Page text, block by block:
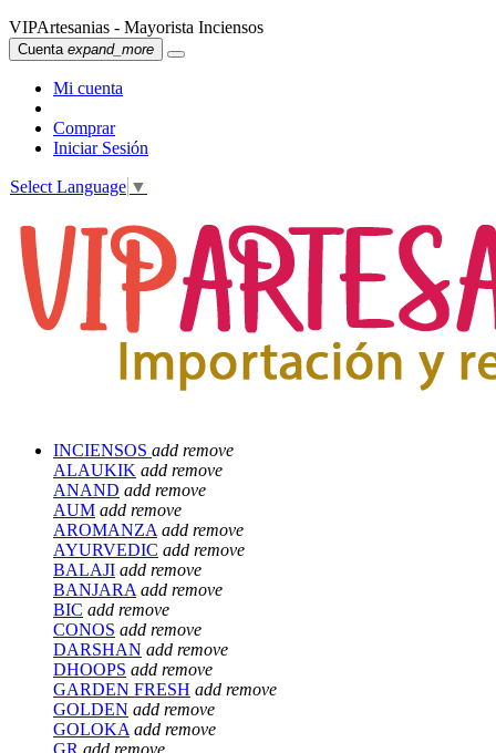
VIPArtesanias - Mayorista Inciensos
Cuenta expand_more
Mi cuenta
Comprar
Iniciar Sesión
Select Language ▼
INCIENSOS add remove
ALAUKIK add remove
ANAND add remove
AUM add remove
AROMANZA add remove
AYURVEDIC add remove
BALAJI add remove
BANJARA add remove
BIC add remove
CONOS add remove
DARSHAN add remove
DHOOPS add remove
GARDEN FRESH add remove
GOLDEN add remove
GOLOKA add remove
GR add remove